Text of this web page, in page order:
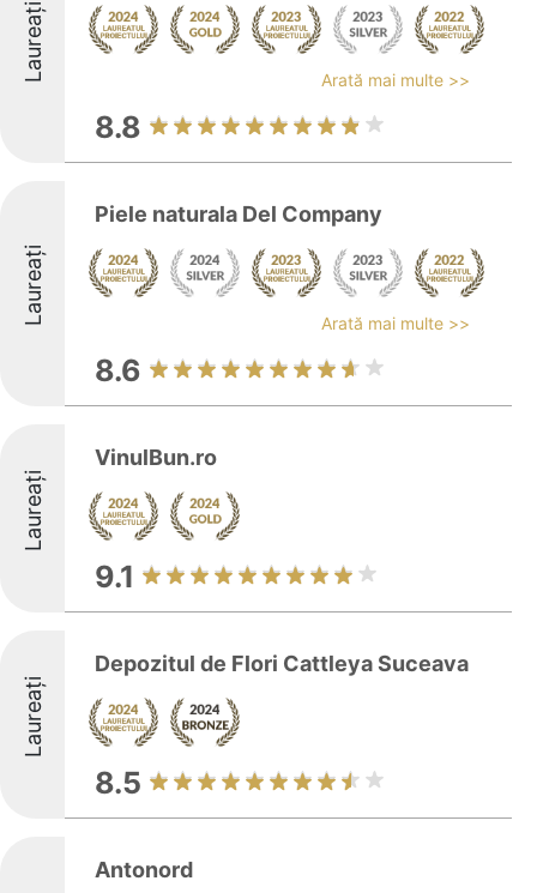
Laureați Arată mai multe >>
8.8
Laureați
Piele naturala Del Company
Arată mai multe >>
8.6
Laureați
VinulBun.ro
9.1
Laureați
Depozitul de Flori Cattleya Suceava
8.5
Antonord